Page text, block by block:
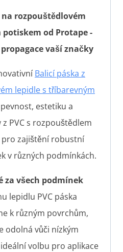
na rozpouštědlovém
od Protape -
vaší značky
Balicí páska z
lepidle s tříbarevným
estetiku a
PVC s rozpouštědlem
zajištění robustní
v různých podmínkách.
za všech podmínek
lepidlu PVC páska
k různým povrchům,
odolná vůči nízkým
volbu pro aplikace